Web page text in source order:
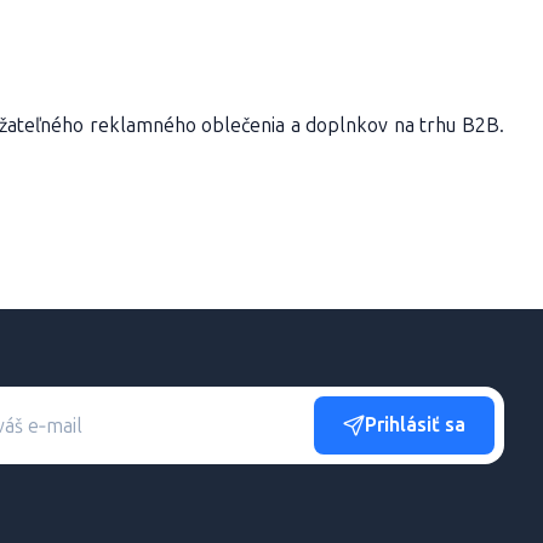
reklamného oblečenia a doplnkov na trhu B2B.
Prihlásiť sa